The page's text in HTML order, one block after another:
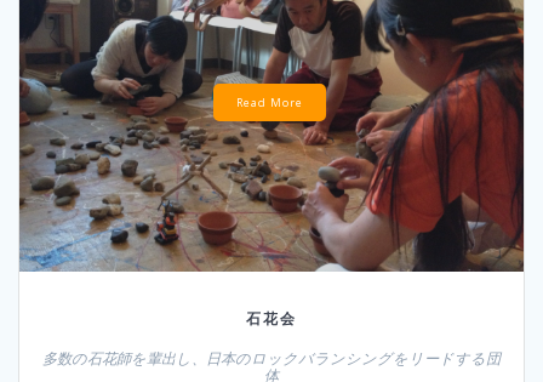
Read More
石花会
多数の石花師を輩出し、日本のロックバランシングをリードする団
体